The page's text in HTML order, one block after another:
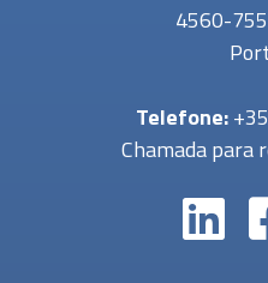
4560-
Telefone:
Chamada para